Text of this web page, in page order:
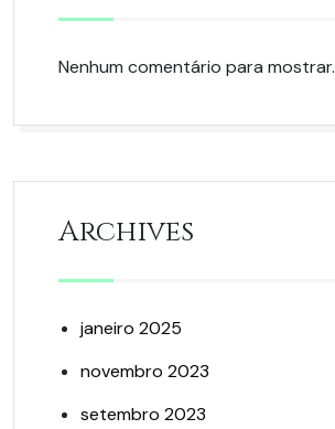
Nenhum comentário para mostrar.
Archives
janeiro 2025
novembro 2023
setembro 2023